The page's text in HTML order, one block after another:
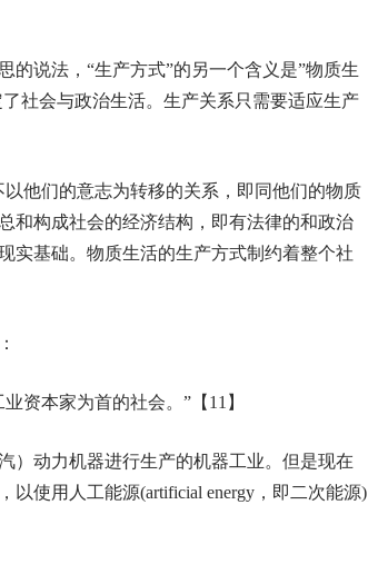
的说法，“生产方式”的另一个含义是”物质生
社会与政治生活。生产关系只需要适应生产
他们的意志为转移的关系，即同他们的物质
和构成社会的经济结构，即有法律的和政治
实基础。物质生活的生产方式制约着整个社
资本家为首的社会。”【11】
）动力机器进行生产的机器工业。但是现在
使用人工能源(artificial energy，即二次能源)